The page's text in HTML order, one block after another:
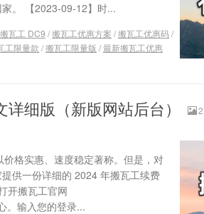
。 【2023-09-12】时...
搬瓦工 DC9 /搬瓦工优惠方案 /搬瓦工优惠码/
工限量款 /搬瓦工限量版 /最新搬瓦工优惠
细版（新版网站后台）
2
格实惠、速度稳定著称。但是，对
供一份详细的 2024 年搬瓦工续费
开搬瓦工官网
。输入您的登录...